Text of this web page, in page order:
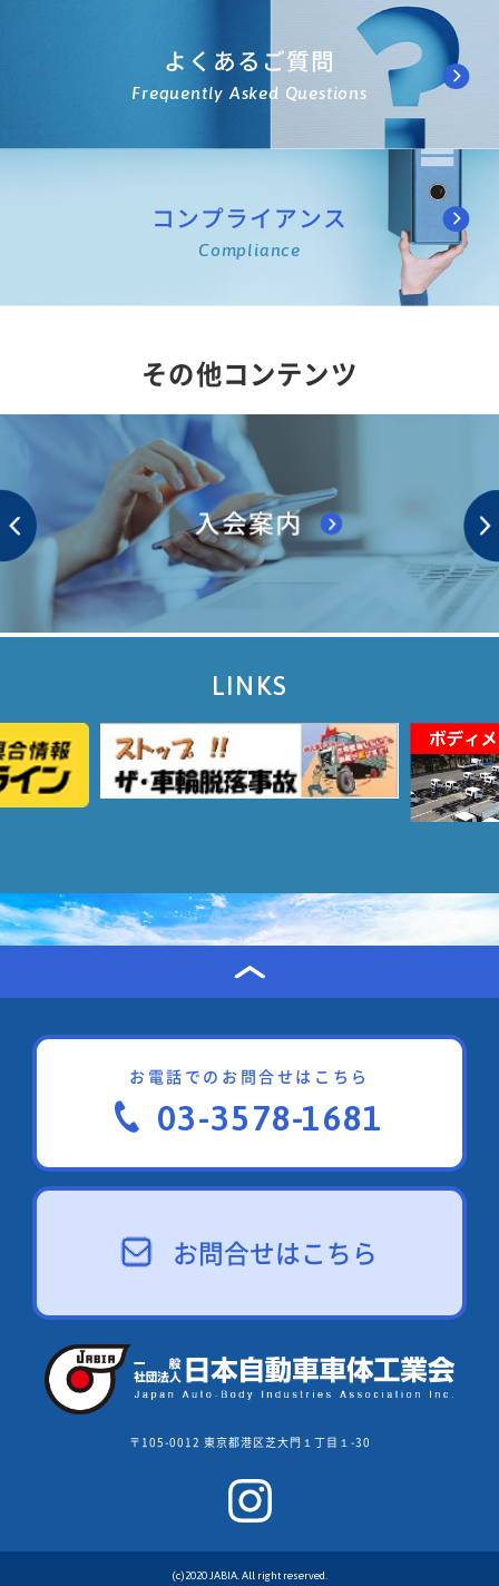
よくあるご質問
Frequently Asked Questions
コンプライアンス
Compliance
その他コンテンツ
LINKS
お電話でのお問合せはこちら
03-3578-1681
お問合せはこちら
〒105-0012 東京都港区芝大門１丁目１-30
(c)2020 JABIA. All right reserved.